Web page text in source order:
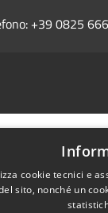
+39 0825
cookie tecnici e
sito, nonché un